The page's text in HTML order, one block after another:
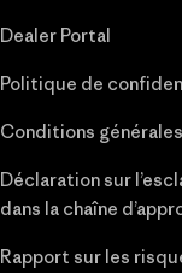
Dealer Portal
Politique de
Conditions
Déclaration sur
dans la chaîne
Rapport sur les